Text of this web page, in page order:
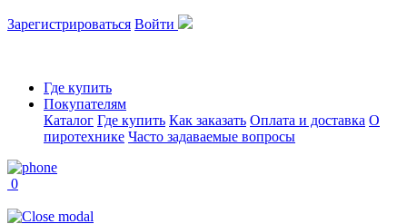
Зарегистрироваться Войти
Где купить
Покупателям
Каталог Где купить Как заказать Оплата и доставка О
пиротехнике Часто задаваемые вопросы
0